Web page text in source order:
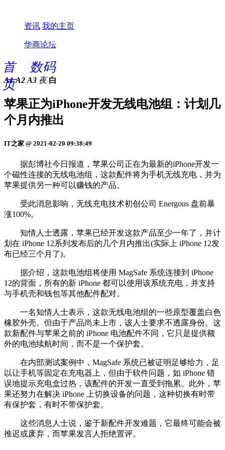
资讯 我的主页
华商论坛
首
页
数码
A1 A2 A3 夜 白
苹果正为iPhone开发无线电池组：计划几
个月内推出
IT之家 @ 2021-02-20 09:38:49
据彭博社今日报道，苹果公司正在为最新的iPhone开发一
个磁性连接的无线电池组，这款配件将为手机无线充电，并为
苹果提供另一种可以赚钱的产品。
受此消息影响，无线充电技术初创公司 Energous 盘前暴
涨100%。
知情人士透露，苹果已经开发这款产品至少一年了，并计
划在 iPhone 12系列发布后的几个月内推出(实际上 iPhone 12发
布已经三个月了)。
据介绍，这款电池组将使用 MagSafe 系统连接到 iPhone
12的背面，所有的新 iPhone 都可以使用该系统充电，并支持
与手机壳和钱包等其他配件配对。
一名知情人士表示，这款无线电池组的一些原型覆盖白色
橡胶外壳。但由于产品尚未上市，该人士要求不透露身份。这
款新配件与苹果之前的 iPhone 电池配件不同，它只是提供额
外的电池续航时间，而不是一个保护套。
在内部测试案例中，MagSafe 系统已被证明足够给力，足
以让手机等固定在充电器上，但由于软件问题，如 iPhone 错
误地提示充电盒过热，该配件的开发一直受到拖累。此外，苹
果还努力在解决 iPhone 上切换设备的问题，这种切换有时带
有保护套，有时不带保护套。
这些消息人士说，鉴于新配件开发难题，它最终可能会被
推迟或废弃，而苹果发言人拒绝置评。